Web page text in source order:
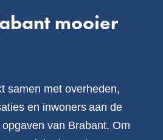
mooier
samen met overheden,
en inwoners aan de
van Brabant. Om